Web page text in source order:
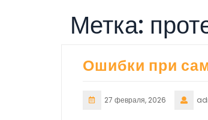
Метка:
Ошибки при
27 февраля, 2026